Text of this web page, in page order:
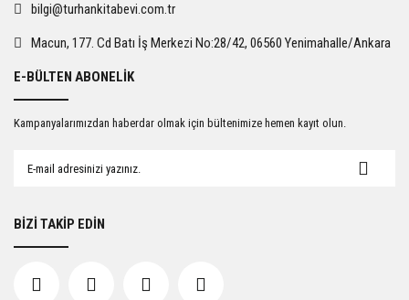
Gönder
bilgi@turhankitabevi.com.tr
Macun, 177. Cd Batı İş Merkezi No:28/42, 06560 Yenimahalle/Ankara
E-BÜLTEN ABONELİK
Kampanyalarımızdan haberdar olmak için bültenimize hemen kayıt olun.
BİZİ TAKİP EDİN